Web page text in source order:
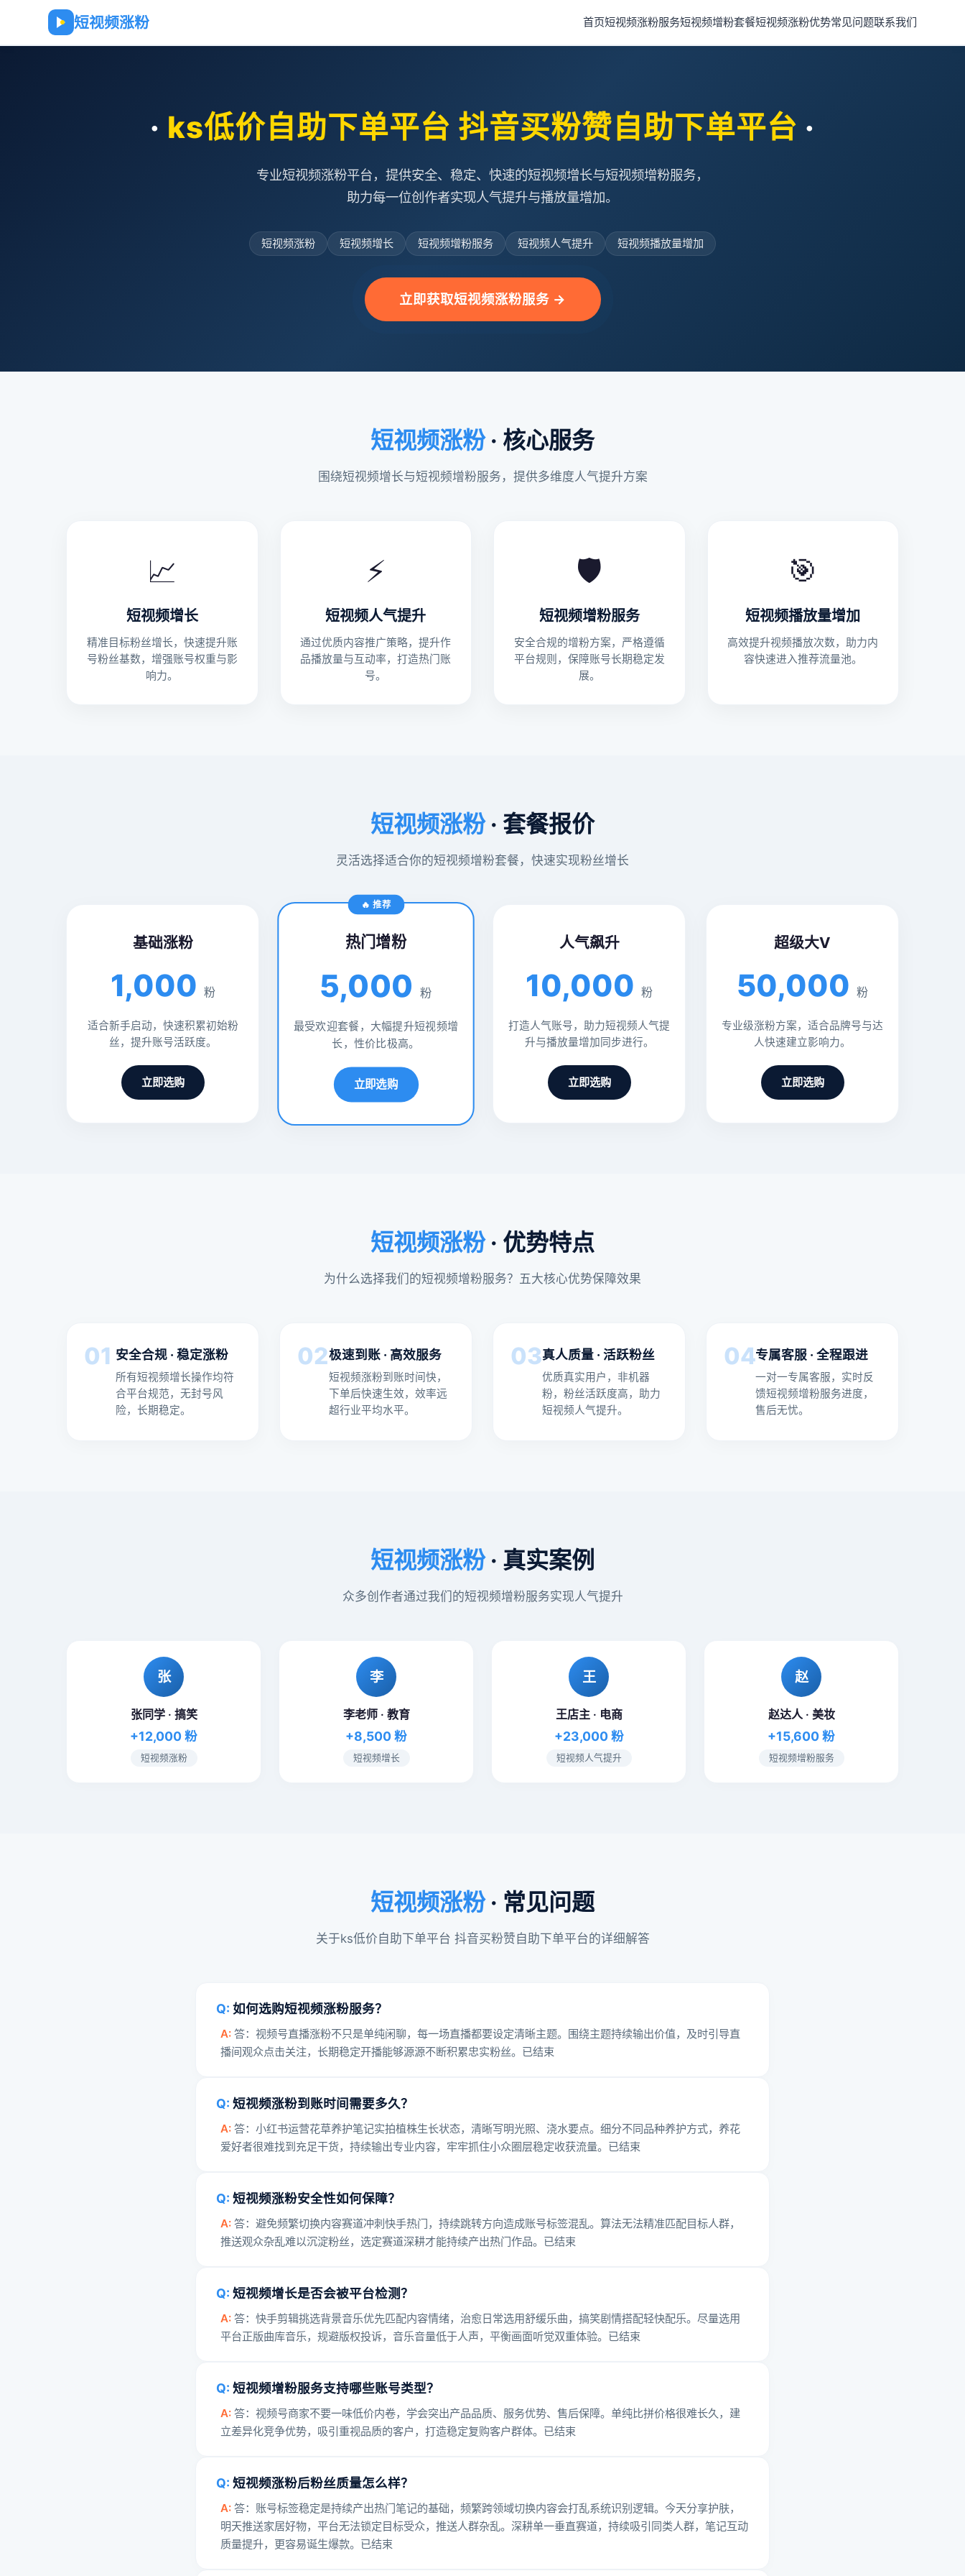
短视频涨粉 首页短视频涨粉服务短视频增粉套餐短视频涨粉优势常见问题联系我们
· ks低价自助下单平台 抖音买粉赞自助下单平台 ·
专业短视频涨粉平台，提供安全、稳定、快速的短视频增长与短视频增粉服务，
助力每一位创作者实现人气提升与播放量增加。
短视频涨粉 短视频增长 短视频增粉服务 短视频人气提升 短视频播放量增加
立即获取短视频涨粉服务 →
短视频涨粉· 核心服务
围绕短视频增长与短视频增粉服务，提供多维度人气提升方案
📈
短视频增长
精准目标粉丝增长，快速提升账
号粉丝基数，增强账号权重与影
响力。
⚡
短视频人气提升
通过优质内容推广策略，提升作
品播放量与互动率，打造热门账
号。
🛡️
短视频增粉服务
安全合规的增粉方案，严格遵循
平台规则，保障账号长期稳定发
展。
🎯
短视频播放量增加
高效提升视频播放次数，助力内
容快速进入推荐流量池。
短视频涨粉· 套餐报价
灵活选择适合你的短视频增粉套餐，快速实现粉丝增长
基础涨粉
1,000 粉
适合新手启动，快速积累初始粉
丝，提升账号活跃度。
立即选购
🔥 推荐
热门增粉
5,000粉
最受欢迎套餐，大幅提升短视频增
长，性价比极高。
立即选购
人气飙升
10,000 粉
打造人气账号，助力短视频人气提
升与播放量增加同步进行。
立即选购
超级大V
50,000 粉
专业级涨粉方案，适合品牌号与达
人快速建立影响力。
立即选购
短视频涨粉· 优势特点
为什么选择我们的短视频增粉服务？五大核心优势保障效果
01 安全合规 · 稳定涨粉
所有短视频增长操作均符
合平台规范，无封号风
险，长期稳定。
02极速到账 · 高效服务
短视频涨粉到账时间快，
下单后快速生效，效率远
超行业平均水平。
03真人质量 · 活跃粉丝
优质真实用户，非机器
粉，粉丝活跃度高，助力
短视频人气提升。
04专属客服 · 全程跟进
一对一专属客服，实时反
馈短视频增粉服务进度，
售后无忧。
短视频涨粉· 真实案例
众多创作者通过我们的短视频增粉服务实现人气提升
张
张同学 · 搞笑
+12,000 粉
短视频涨粉
李
李老师 · 教育
+8,500 粉
短视频增长
王
王店主 · 电商
+23,000 粉
短视频人气提升
赵
赵达人 · 美妆
+15,600 粉
短视频增粉服务
短视频涨粉· 常见问题
关于ks低价自助下单平台 抖音买粉赞自助下单平台的详细解答
如何选购短视频涨粉服务？
答：视频号直播涨粉不只是单纯闲聊，每一场直播都要设定清晰主题。围绕主题持续输出价值，及时引导直
播间观众点击关注，长期稳定开播能够源源不断积累忠实粉丝。已结束
短视频涨粉到账时间需要多久？
答：小红书运营花草养护笔记实拍植株生长状态，清晰写明光照、浇水要点。细分不同品种养护方式，养花
爱好者很难找到充足干货，持续输出专业内容，牢牢抓住小众圈层稳定收获流量。已结束
短视频涨粉安全性如何保障？
答：避免频繁切换内容赛道冲刺快手热门，持续跳转方向造成账号标签混乱。算法无法精准匹配目标人群，
推送观众杂乱难以沉淀粉丝，选定赛道深耕才能持续产出热门作品。已结束
短视频增长是否会被平台检测？
答：快手剪辑挑选背景音乐优先匹配内容情绪，治愈日常选用舒缓乐曲，搞笑剧情搭配轻快配乐。尽量选用
平台正版曲库音乐，规避版权投诉，音乐音量低于人声，平衡画面听觉双重体验。已结束
短视频增粉服务支持哪些账号类型？
答：视频号商家不要一味低价内卷，学会突出产品品质、服务优势、售后保障。单纯比拼价格很难长久，建
立差异化竞争优势，吸引重视品质的客户，打造稳定复购客户群体。已结束
短视频涨粉后粉丝质量怎么样？
答：账号标签稳定是持续产出热门笔记的基础，频繁跨领域切换内容会打乱系统识别逻辑。今天分享护肤，
明天推送家居好物，平台无法锁定目标受众，推送人群杂乱。深耕单一垂直赛道，持续吸引同类人群，笔记互动
质量提升，更容易诞生爆款。已结束